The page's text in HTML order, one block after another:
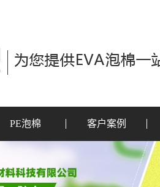
PE泡棉 客户案例